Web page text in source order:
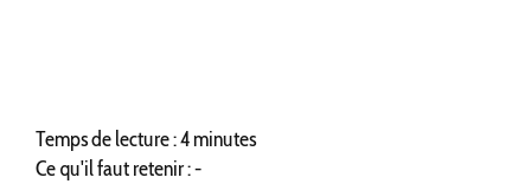
Temps de lecture : 4 minutes
Ce qu'il faut retenir : -